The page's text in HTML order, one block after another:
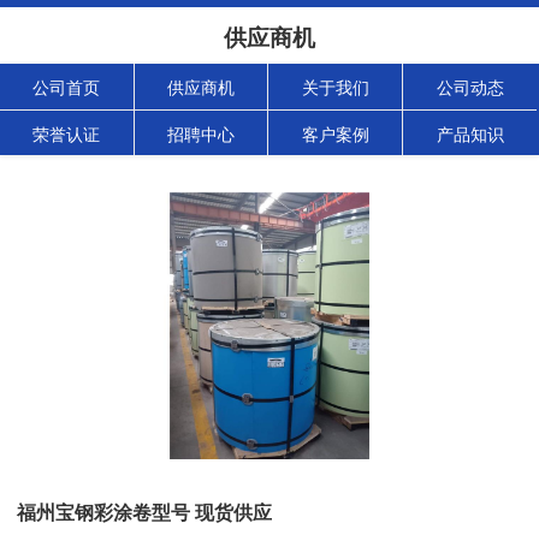
供应商机
公司首页 供应商机 关于我们 公司动态
荣誉认证 招聘中心 客户案例 产品知识
福州宝钢彩涂卷型号 现货供应